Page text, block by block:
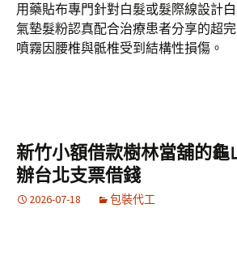
用藥貼布專門針對白髮或髮際線設計
氣墊髮粉認真配合治療患者分享的超
噴霧因腰椎與骶椎受到結構性損傷。
新竹小額借款樹林當舖的龜
辦台北支票借錢
2026-07-18 包裝代工